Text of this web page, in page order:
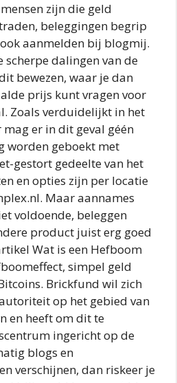
zijn die geld
beleggingen begrip
aanmelden bij blogmij.
scherpe dalingen van de
bewezen, waar je dan
prijs kunt vragen voor
Zoals verduidelijkt in het
er in dit geval géén
worden geboekt met
gestort gedeelte van het
en opties zijn per locatie
Maar aannames
voldoende, beleggen
product juist erg goed
Wat is een Hefboom
simpel geld
Brickfund wil zich
op het gebied van
en heeft om dit te
ingericht op de
blogs en
verschijnen, dan riskeer je